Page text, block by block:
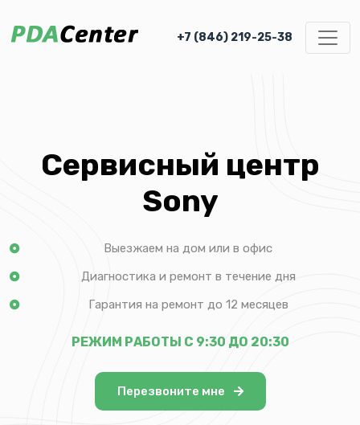
+7 (846) 219-25-38
Сервисный центр
Sony
Выезжаем на дом или в офис
Диагностика и ремонт в течение дня
Гарантия на ремонт до 12 месяцев
РЕЖИМ РАБОТЫ С 9:30 ДО 20:30
Перезвоните мне